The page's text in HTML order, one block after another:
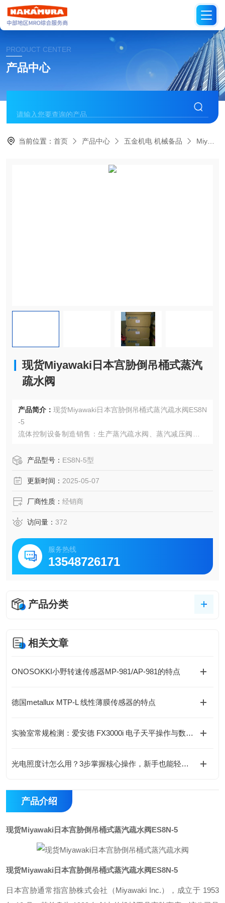
PRODUCT CENTER
产品中心
当前位置：首页 产品中心 五金机电 机械备品 Miyawaki日本宫胁
现货Miyawaki日本宫胁倒吊桶式蒸汽
疏水阀
产品简介： 现货Miyawaki日本宫胁倒吊桶式蒸汽疏水阀ES8N
-5
流体控制设备制造销售：生产蒸汽疏水阀、蒸汽减压阀、汽
产品型号： ES8N-5型
更新时间： 2025-05-07
厂商性质： 经销商
访问量： 372
服务热线
13548726171
产品分类
相关文章
ONOSOKKI小野转速传感器MP-981/AP-981的特点
德国metallux MTP-L 线性薄膜传感器的特点
实验室常规检测：爱安德 FX3000i 电子天平操作与数据记录规范
光电照度计怎么用？3步掌握核心操作，新手也能轻松上手
产品介绍
现货Miyawaki日本宫胁倒吊桶式蒸汽疏水阀ES8N-5
现货Miyawaki日本宫胁倒吊桶式蒸汽疏水阀ES8N-5
日本宫胁通常指宫胁株式会社（Miyawaki Inc.），成立于 1953